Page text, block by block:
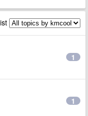
1
1